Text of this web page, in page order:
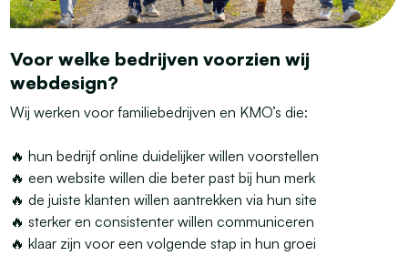
Voor welke bedrijven voorzien wij
webdesign?
Wij werken voor familiebedrijven en KMO’s die:
🔥 hun bedrijf online duidelijker willen voorstellen
🔥 een website willen die beter past bij hun merk
🔥 de juiste klanten willen aantrekken via hun site
🔥 sterker en consistenter willen communiceren
🔥 klaar zijn voor een volgende stap in hun groei